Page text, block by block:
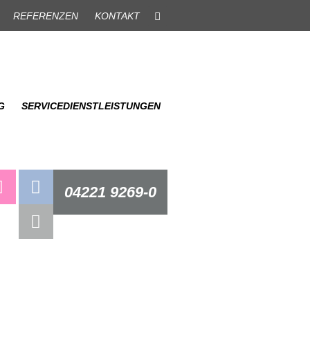
REFERENZEN KONTAKT
SERVICEDIENSTLEISTUNGEN
04221 9269-0